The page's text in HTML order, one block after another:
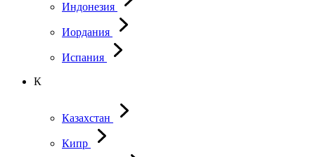
Индонезия
Иордания
Испания
К
Казахстан
Кипр